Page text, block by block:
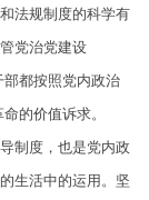
法规制度的科学有
党治党建设
部都按照党内政治
的价值诉求。
制度，也是党内政
生活中的运用。坚